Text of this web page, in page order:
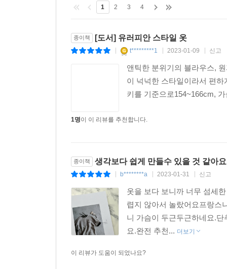
1 2 3 4
종이책 [도서] 유러피안 스타일 옷
t*********1 2023-01-09 신고
앤틱한 분위기의 블라우스,
이 넉넉한 스타일이라서 편
키를 기준으로154~166cm,
1명이 이 리뷰를 추천합니다.
종이책 생각보다 쉽게 만들수 있을 것 같아요
b********a 2023-01-31 신고
옷을 보다 보니까 너무 섬세
렵지 않아서 놀랐어요프랑스
니 가슴이 두근두근하네요.
요.완전 추천... 더보기
이 리뷰가 도움이 되었나요?